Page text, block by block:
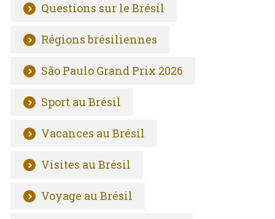
Questions sur le Brésil
Régions brésiliennes
São Paulo Grand Prix 2026
Sport au Brésil
Vacances au Brésil
Visites au Brésil
Voyage au Brésil